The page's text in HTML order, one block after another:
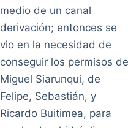
medio de un canal
derivación; entonces se
vio en la necesidad de
conseguir los permisos de
Miguel Siarunqui, de
Felipe, Sebastián, y
Ricardo Buitimea, para